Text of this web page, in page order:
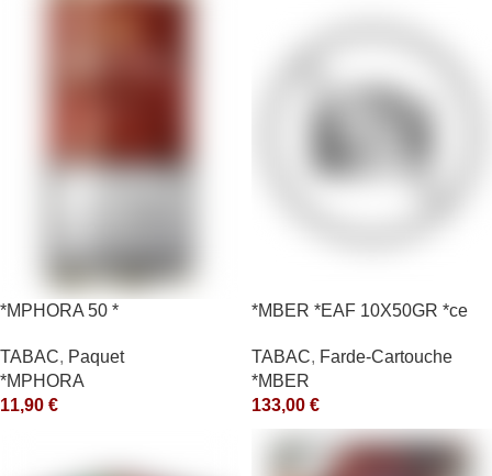
*MPHORA 50 *
TABAC, Paquet
*MPHORA
11,90 €
*MBER *EAF 10X50GR *ce
TABAC, Farde-Cartouche
*MBER
133,00 €